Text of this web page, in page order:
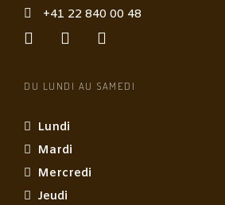
+41 22 840 00 48
DU LUNDI AU SAMEDI
Lundi
Mardi
Mercredi
Jeudi